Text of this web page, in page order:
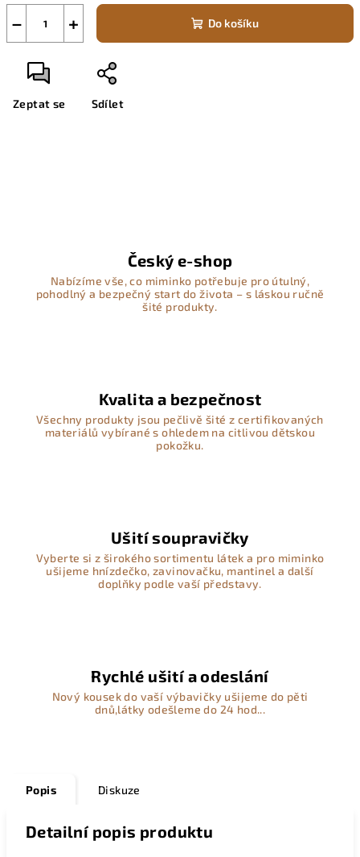
+
− Do košíku
Zeptat se Sdílet
Český e-shop
Nabízíme vše, co miminko potřebuje pro útulný,
pohodlný a bezpečný start do života – s láskou ručně
šité produkty.
Kvalita a bezpečnost
Všechny produkty jsou pečlivě šité z certifikovaných
materiálů vybírané s ohledem na citlivou dětskou
pokožku.
Ušití soupravičky
Vyberte si z širokého sortimentu látek a pro miminko
ušijeme hnízdečko, zavinovačku, mantinel a další
doplňky podle vaší představy.
Rychlé ušití a odeslání
Nový kousek do vaší výbavičky ušijeme do pěti
dnů,látky odešleme do 24 hod...
Popis Diskuze
Detailní popis produktu